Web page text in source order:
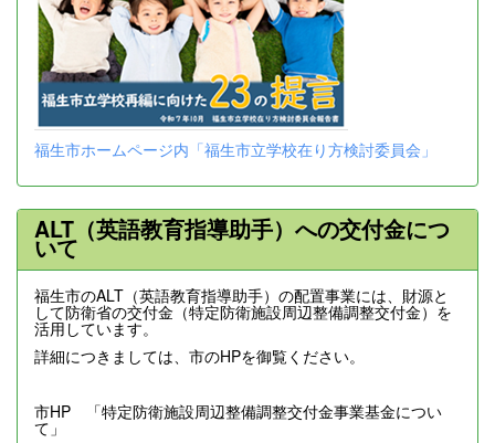
福生市ホームページ内「福生市立学校在り方検討委員会」
ALT（英語教育指導助手）への交付金につ
いて
福生市のALT（英語教育指導助手）の配置事業には、財源と
して防衛省の交付金（特定防衛施設周辺整備調整交付金）を
活用しています。
詳細につきましては、市のHPを御覧ください。
市HP 「特定防衛施設周辺整備調整交付金事業基金につい
て」